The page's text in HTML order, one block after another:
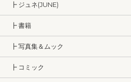
┣ ジュネ(JUNE)
┣ 書籍
┣ 写真集＆ムック
┣ コミック